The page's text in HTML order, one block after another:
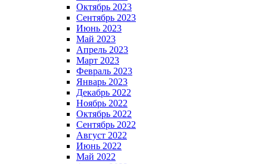
Октябрь 2023
Сентябрь 2023
Июнь 2023
Май 2023
Апрель 2023
Март 2023
Февраль 2023
Январь 2023
Декабрь 2022
Ноябрь 2022
Октябрь 2022
Сентябрь 2022
Август 2022
Июнь 2022
Май 2022